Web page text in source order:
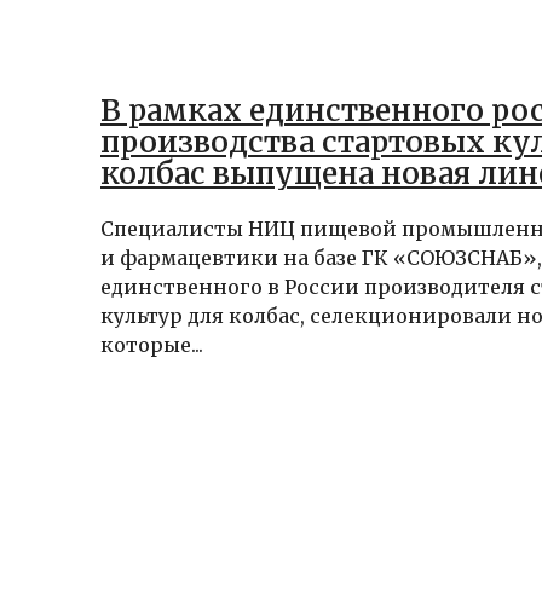
В рамках единственного
производства стартовых
колбас выпущена новая
Специалисты НИЦ пищевой
и фармацевтики на базе ГК «СОЮЗСНАБ»,
единственного в России производителя
культур для колбас, селекционировали
которые...